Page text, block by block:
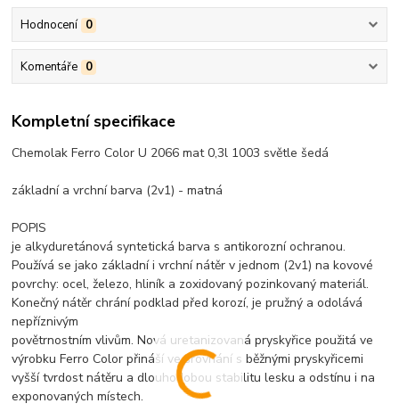
Hodnocení 0
Komentáře 0
Kompletní specifikace
Chemolak Ferro Color U 2066 mat 0,3l 1003 světle šedá
základní a vrchní barva (2v1) - matná
POPIS
je alkyduretánová syntetická barva s antikorozní ochranou.
Používá se jako základní i vrchní nátěr v jednom (2v1) na kovové
povrchy: ocel, železo, hliník a zoxidovaný pozinkovaný materiál.
Konečný nátěr chrání podklad před korozí, je pružný a odolává
nepříznivým
povětrnostním vlivům. Nová uretanizovaná pryskyřice použitá ve
výrobku Ferro Color přináší ve srovnání s běžnými pryskyřicemi
vyšší tvrdost nátěru a dlouhodobou stabilitu lesku a odstínu i na
exponovaných místech.